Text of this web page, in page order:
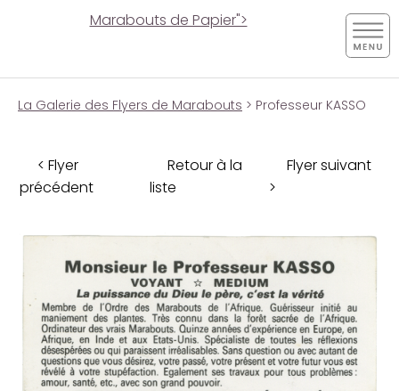
Marabouts de Papier">
La Galerie des Flyers de Marabouts > Professeur KASSO
< Flyer
précédent
Retour à la
liste
Flyer suivant
>